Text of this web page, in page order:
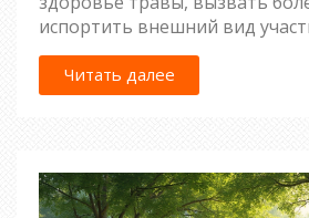
испортить внешний вид
объясняется, почему важно
газона, какие могут быть
правильно ухаживать за
вообще обойтись без уборки.
Читать далее